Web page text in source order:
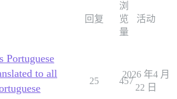
回复
浏
览
量
活动
Portuguese
to all
25 457
2026 年4 月
22 日